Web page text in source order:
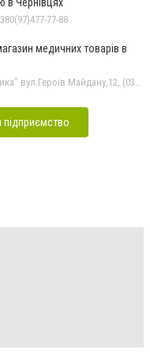
77-88
медичних товарів в